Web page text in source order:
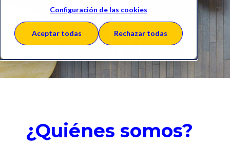
Configuración de las cookies
Aceptar todas Rechazar todas
tu empresa
¿Quiénes somos?